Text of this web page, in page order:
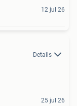
12 jul 26
Details
25 jul 26